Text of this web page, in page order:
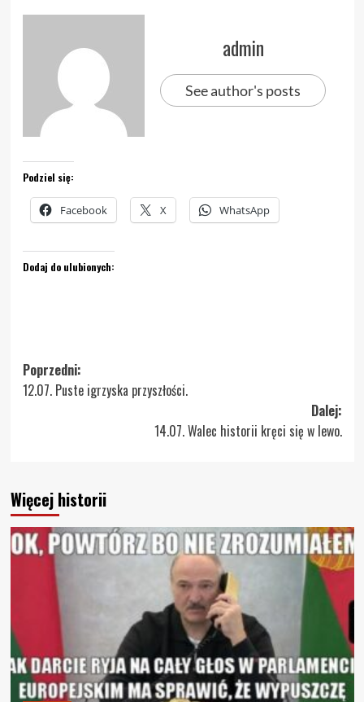
admin
See author's posts
Podziel się:
Facebook X WhatsApp
Dodaj do ulubionych:
Zobacz
wpisy
Poprzedni:
12.07. Puste igrzyska przyszłości.
Dalej:
14.07. Walec historii kręci się w lewo.
Więcej historii